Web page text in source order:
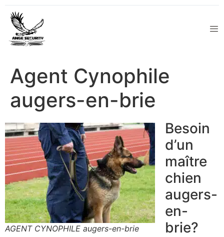
Agent Cynophile
augers-en-brie
AGENT CYNOPHILE augers-en-brie
Besoin
d’un
maître
chien
augers-
en-
brie?